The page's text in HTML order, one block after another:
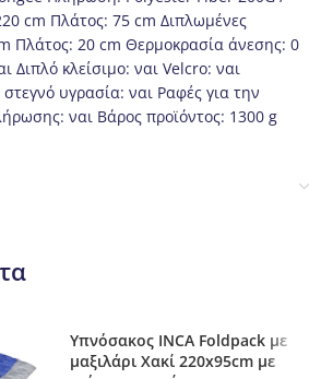
cm Πλάτος: 75 cm Διπλωμένες
Πλάτος: 20 cm Θερμοκρασία άνεσης: 0
Διπλό κλείσιμο: ναι Velcro: ναι
υγρασία: ναι Ραφές για την
ναι Βάρος προϊόντος: 1300 g
Υπνόσακος INCA Foldpack με
μαξιλάρι Χακί 220x95cm με